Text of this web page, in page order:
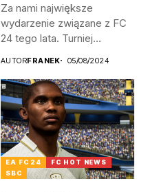
Za nami największe
wydarzenie związane z FC
24 tego lata. Turniej
AUTORFRANEK 05/08/2024
EA FC 24
FC HOT NEWS
SBC